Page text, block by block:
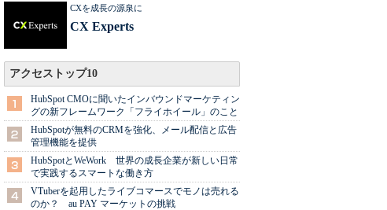
CXを成長の源泉に
CX Experts
アクセストップ10
HubSpot CMOに聞いたインバウンドマーケティン
グの新フレームワーク「フライホイール」のこと
HubSpotが無料のCRMを強化、メール配信と広告
管理機能を提供
HubSpotとWeWork 世界の成長企業が新しい日常
で実践するスマートな働き方
VTuberを起用したライブコマースでモノは売れる
のか？ au PAY マーケットの挑戦